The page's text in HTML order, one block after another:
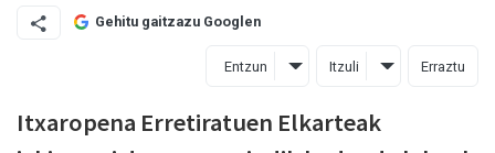
Gehitu gaitzazu Googlen
Entzun Itzuli Erraztu
Itxaropena Erretiratuen Elkarteak